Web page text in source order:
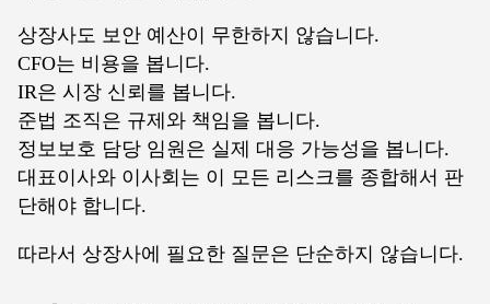
상장사도 보안 예산이 무한하지 않습니다.
CFO는 비용을 봅니다.
IR은 시장 신뢰를 봅니다.
준법 조직은 규제와 책임을 봅니다.
정보보호 담당 임원은 실제 대응 가능성을 봅니다.
대표이사와 이사회는 이 모든 리스크를 종합해서 판
단해야 합니다.
따라서 상장사에 필요한 질문은 단순하지 않습니다.